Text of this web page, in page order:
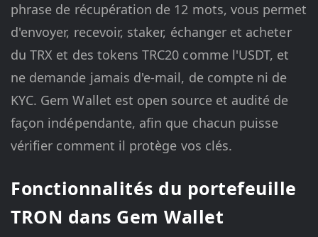
phrase de récupération de 12 mots, vous permet
d'envoyer, recevoir, staker, échanger et acheter
du TRX et des tokens TRC20 comme l'USDT, et
ne demande jamais d'e-mail, de compte ni de
KYC. Gem Wallet est open source et audité de
façon indépendante, afin que chacun puisse
vérifier comment il protège vos clés.
Fonctionnalités du portefeuille
TRON dans Gem Wallet